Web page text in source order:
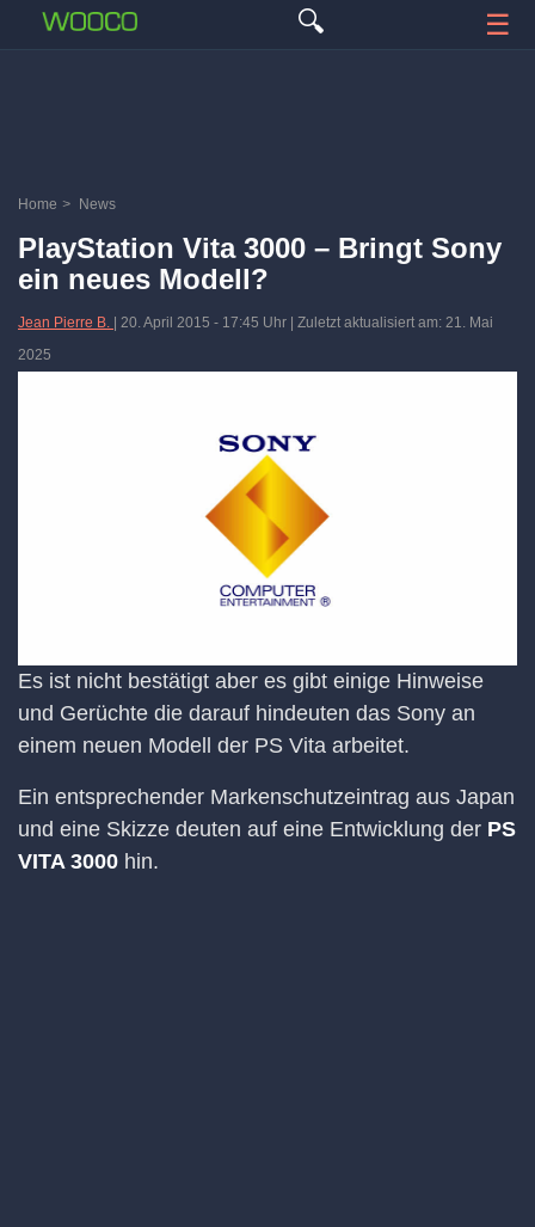
🔍 ☰
Home > News
PlayStation Vita 3000 – Bringt Sony
ein neues Modell?
Jean Pierre B. 20. April 2015 - 17:45 Uhr | Zuletzt aktualisiert am: 21. Mai
2025
Es ist nicht bestätigt aber es gibt einige Hinweise
und Gerüchte die darauf hindeuten das Sony an
einem neuen Modell der PS Vita arbeitet.
Ein entsprechender Markenschutzeintrag aus Japan
und eine Skizze deuten auf eine Entwicklung der PS
VITA 3000 hin.